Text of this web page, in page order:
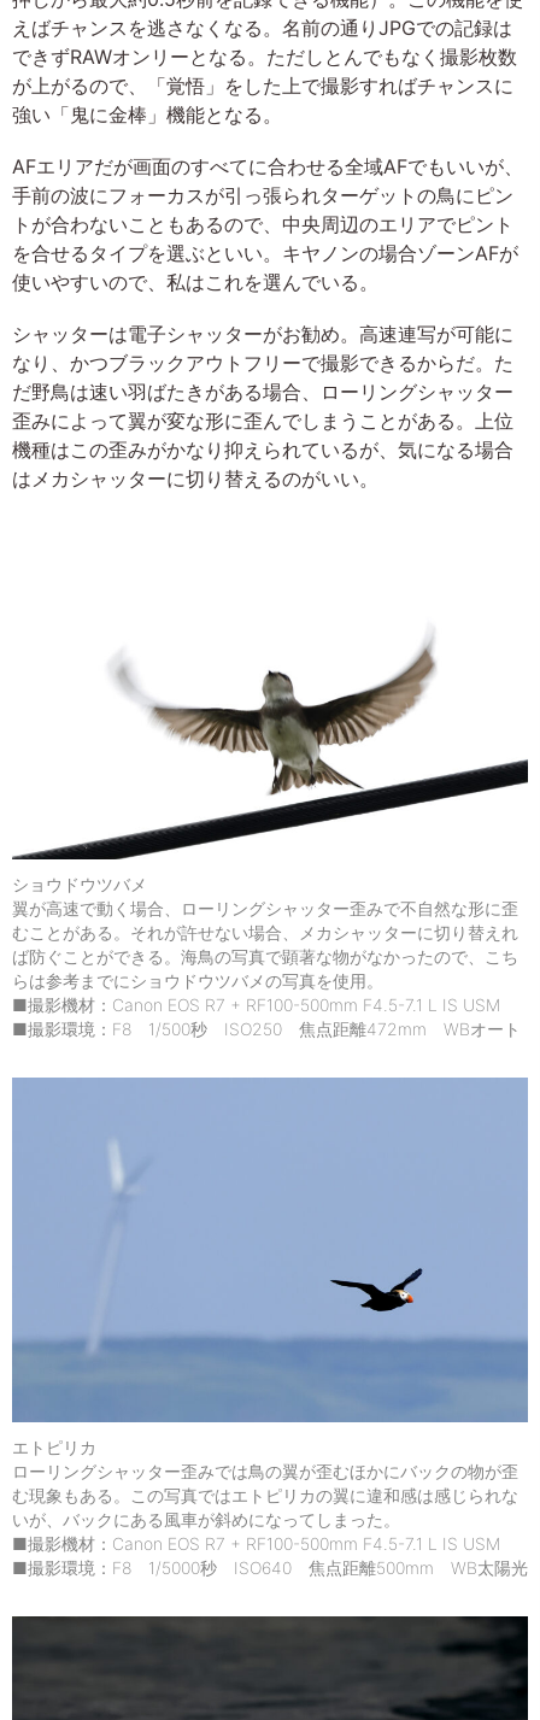
えばチャンスを逃さなくなる。名前の通りJPGでの記録は
できずRAWオンリーとなる。ただしとんでもなく撮影枚数
が上がるので、「覚悟」をした上で撮影すればチャンスに
強い「鬼に金棒」機能となる。
AFエリアだが画面のすべてに合わせる全域AFでもいいが、
手前の波にフォーカスが引っ張られターゲットの鳥にピン
トが合わないこともあるので、中央周辺のエリアでピント
を合せるタイプを選ぶといい。キヤノンの場合ゾーンAFが
使いやすいので、私はこれを選んでいる。
シャッターは電子シャッターがお勧め。高速連写が可能に
なり、かつブラックアウトフリーで撮影できるからだ。た
だ野鳥は速い羽ばたきがある場合、ローリングシャッター
歪みによって翼が変な形に歪んでしまうことがある。上位
機種はこの歪みがかなり抑えられているが、気になる場合
はメカシャッターに切り替えるのがいい。
ショウドウツバメ
翼が高速で動く場合、ローリングシャッター歪みで不自然な形に歪
むことがある。それが許せない場合、メカシャッターに切り替えれ
ば防ぐことができる。海鳥の写真で顕著な物がなかったので、こち
らは参考までにショウドウツバメの写真を使用。
■撮影機材：Canon EOS R7 + RF100-500mm F4.5-7.1 L IS USM
■撮影環境：F8 1/500秒 ISO250 焦点距離472mm WBオート
エトピリカ
ローリングシャッター歪みでは鳥の翼が歪むほかにバックの物が歪
む現象もある。この写真ではエトピリカの翼に違和感は感じられな
いが、バックにある風車が斜めになってしまった。
■撮影機材：Canon EOS R7 + RF100-500mm F4.5-7.1 L IS USM
■撮影環境：F8 1/5000秒 ISO640 焦点距離500mm WB太陽光